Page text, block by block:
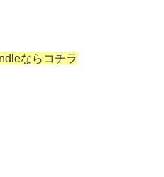
ならコチラ